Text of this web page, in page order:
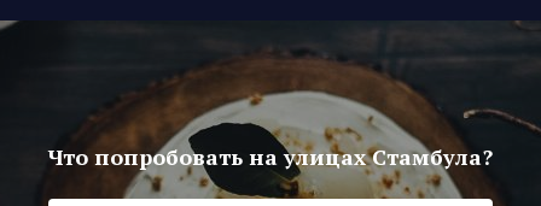
Что попробовать на улицах Стамбула?